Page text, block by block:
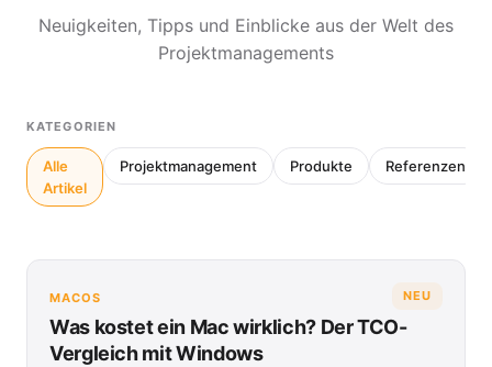
Neuigkeiten, Tipps und Einblicke aus der Welt des
Projektmanagements
KATEGORIEN
Alle
Artikel
Projektmanagement Produkte Referenzen
NEU
MACOS
Was kostet ein Mac wirklich? Der TCO-
Vergleich mit Windows